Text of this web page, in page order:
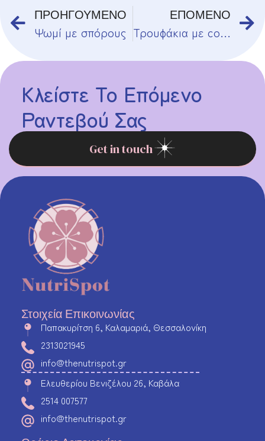
ΠΡΟΗΓΟΥΜΕΝΟ
Ψωμί με σπόρους
ΕΠΟΜΕΝΟ
Τρουφάκια με cottage cheese
Κλείστε Το Επόμενο
Ραντεβού Σας
Get in touch
Στοιχεία Επικοινωνίας
Παπακυρίτση 6, Καλαμαριά, Θεσσαλονίκη
2313021945
info@thenutrispot.gr
Ελευθερίου Βενιζέλου 26, Καβάλα
2514 007577
info@thenutrispot.gr